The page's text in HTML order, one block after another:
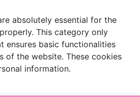
absolutely essential for the
This category only
ensures basic functionalities
of the website. These cookies
information.